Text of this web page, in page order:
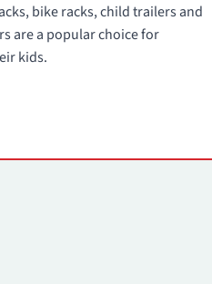
bike racks, child trailers and
are a popular choice for
kids.